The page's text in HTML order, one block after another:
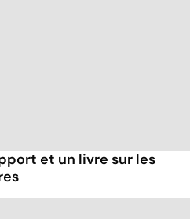
et un livre sur les